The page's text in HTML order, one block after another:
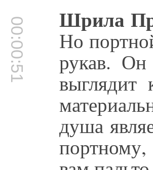
00:00:51 Шрила
Но
рукав. Он
выглядит
душа